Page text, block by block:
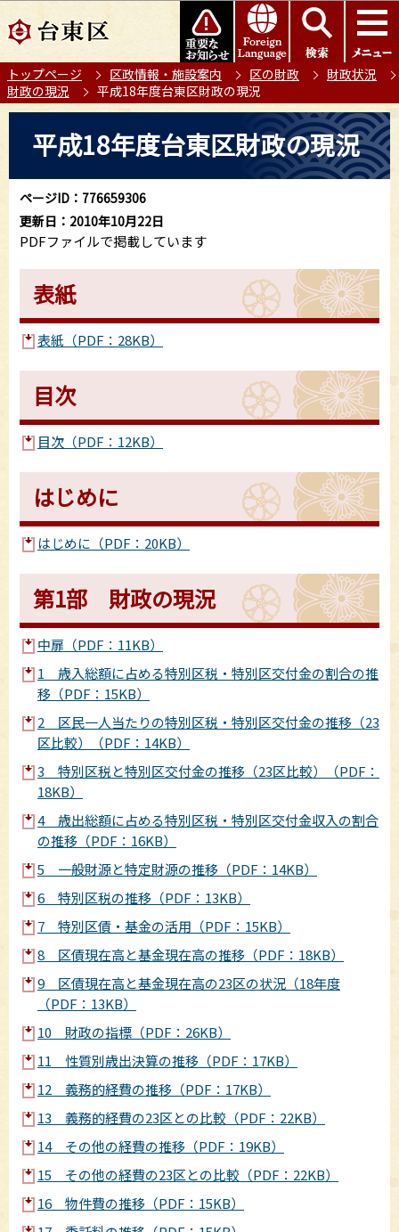
の
ー
ジ
このページの本文へ移動
トップページ 区政情報・施設案内 区の財政
財政状況
財政の現況
平成18年度台東区財政の現況
か
ら
平成18年度台東区財政の現況
ページID：776659306
更新日：2010年10月22日
PDFファイルで掲載しています
表紙
表紙（PDF：28KB）
目次
目次（PDF：12KB）
はじめに
はじめに（PDF：20KB）
第1部 財政の現況
中扉（PDF：11KB）
1 歳入総額に占める特別区税・特別区交付金の割合の推
移（PDF：15KB）
2 区民一人当たりの特別区税・特別区交付金の推移（23
区比較）（PDF：14KB）
3 特別区税と特別区交付金の推移（23区比較）（PDF：
18KB）
4 歳出総額に占める特別区税・特別区交付金収入の割合
の推移（PDF：16KB）
5 一般財源と特定財源の推移（PDF：14KB）
6 特別区税の推移（PDF：13KB）
7 特別区債・基金の活用（PDF：15KB）
8 区債現在高と基金現在高の推移（PDF：18KB）
9 区債現在高と基金現在高の23区の状況（18年度
（PDF：13KB）
10 財政の指標（PDF：26KB）
11 性質別歳出決算の推移（PDF：17KB）
12 義務的経費の推移（PDF：17KB）
13 義務的経費の23区との比較（PDF：22KB）
14 その他の経費の推移（PDF：19KB）
15 その他の経費の23区との比較（PDF：22KB）
16 物件費の推移（PDF：15KB）